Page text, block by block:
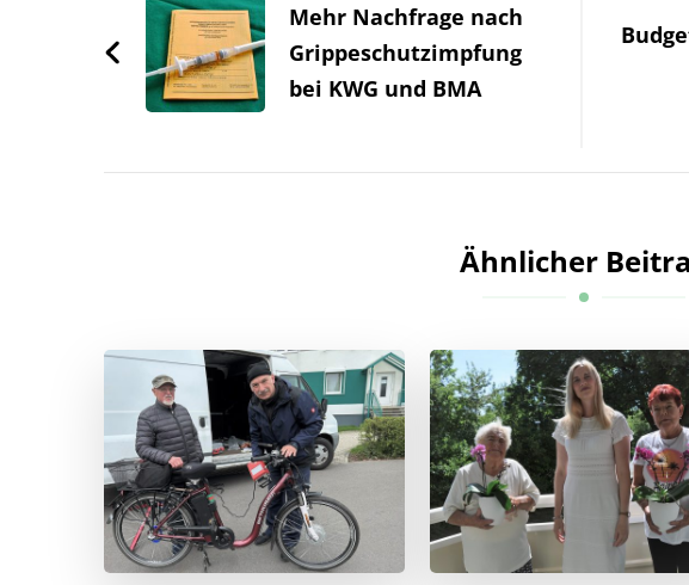
Mehr Nachfrage nach
Grippeschutzimpfung
bei KWG und BMA
Ähnlicher